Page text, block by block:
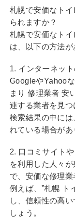
札幌で安価なト
られますか？
札幌で安価なト
は、以下の方法が
1. インターネッ
GoogleやYahoo
まり 修理業者 安
連する業者を見つ
検索結果の中に
れている場合があ
2. 口コミサイト
を利用した人々
で、安価な修理業
例えば、”札幌 ト
し、信頼性の高
しょう。